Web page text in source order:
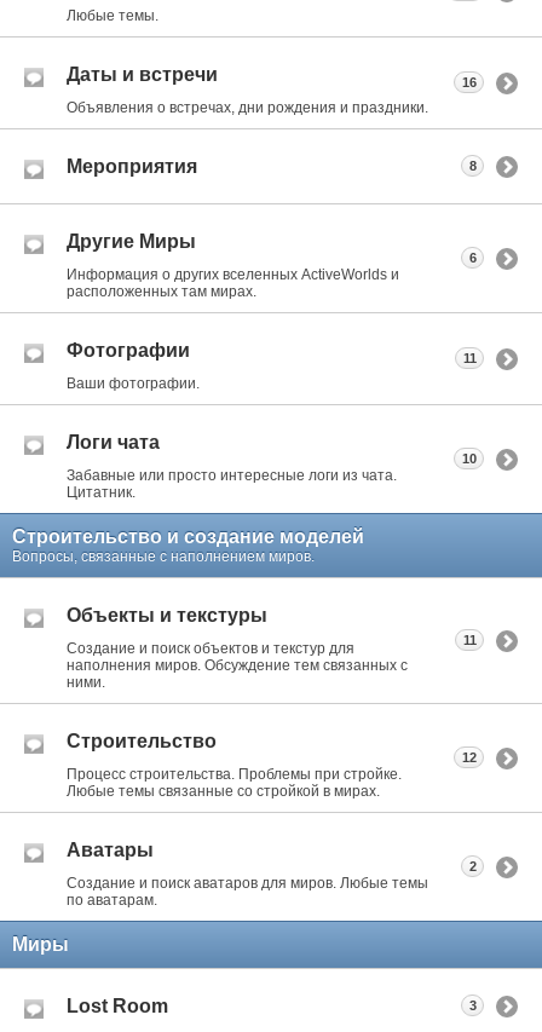
Любые темы.
Даты и встречи
Объявления о встречах, дни рождения и праздники.
16
Мероприятия 8
Другие Миры
Информация о других вселенных ActiveWorlds и
расположенных там мирах.
6
Фотографии
Ваши фотографии.
11
Логи чата
Забавные или просто интересные логи из чата.
Цитатник.
10
Строительство и создание моделей
Вопросы, связанные с наполнением миров.
Объекты и текстуры
Создание и поиск объектов и текстур для
наполнения миров. Обсуждение тем связанных с
ними.
11
Строительство
Процесс строительства. Проблемы при стройке.
Любые темы связанные со стройкой в мирах.
12
Аватары
Создание и поиск аватаров для миров. Любые темы
по аватарам.
2
Миры
Lost Room 3